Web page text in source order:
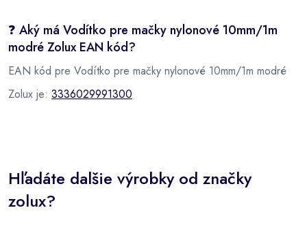
❓ Aký má Vodítko pre mačky nylonové 10mm/1m
modré Zolux EAN kód?
EAN kód pre Vodítko pre mačky nylonové 10mm/1m modré
Zolux je: 3336029991300
Hľadáte dalšie výrobky od značky
zolux?